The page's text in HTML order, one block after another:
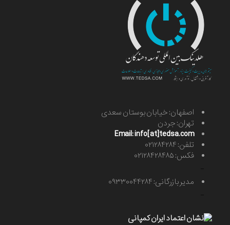
اصفهان: خیابان بوستان سعدی
تهران: جردن
Email: info[at]tedsa.com
تلفن: ۰۲۱۲۸۴۲۸۴
فکس: ۰۲۱۲۸۴۲۸۴۸۵
مدیر بازرگانی: ۰۹۳۳۰۰۴۴۲۸۴